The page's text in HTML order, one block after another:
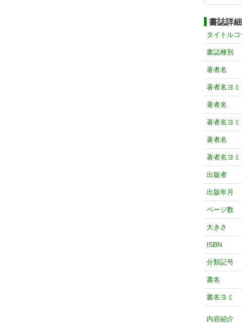
書誌詳細
タイトルコ
書誌種別
著者名
著者名ヨミ
著者名
著者名ヨミ
著者名
著者名ヨミ
出版者
出版年月
ページ数
大きさ
ISBN
分類記号
書名
書名ヨミ
内容紹介